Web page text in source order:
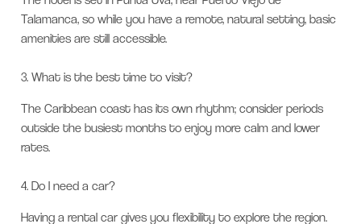
Talamanca, so while you have a remote, natural setting, basic
amenities are still accessible.
3.What is the best time to visit?
The Caribbean coast has its own rhythm; consider periods
outside the busiest months to enjoy more calm and lower
rates.
4.Do I need a car?
Having a rental car gives you flexibility to explore the region.